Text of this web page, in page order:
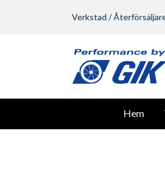
Verkstad /
Hem